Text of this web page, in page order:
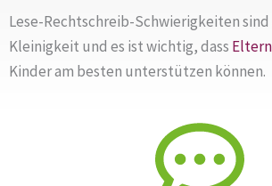
Lese-Rechtschreib-Schwierigkeiten sind
Kleinigkeit und es ist wichtig, dass Eltern
Kinder am besten unterstützen können.